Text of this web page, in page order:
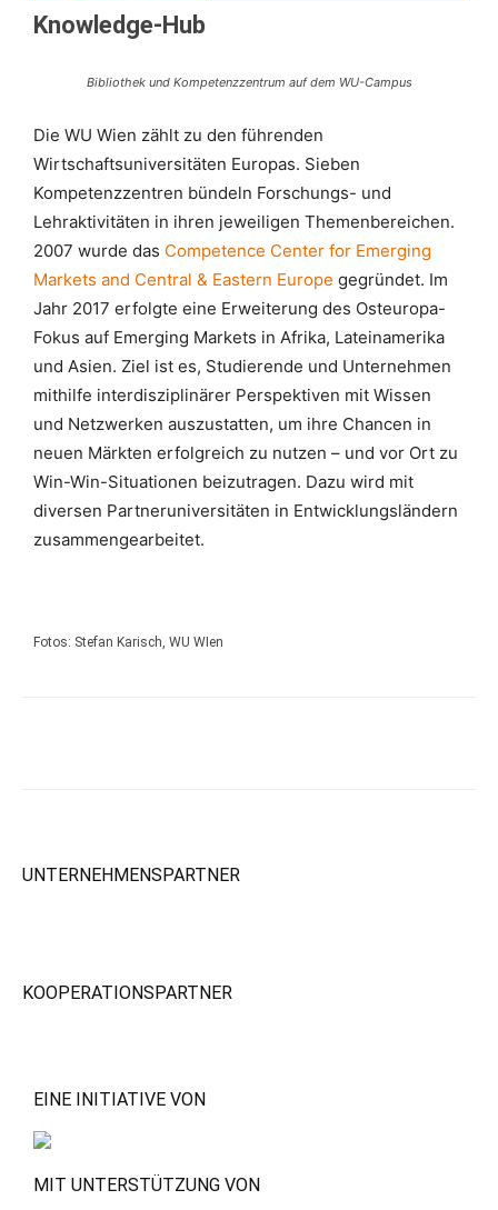
Knowledge-Hub
Bibliothek und Kompetenzzentrum auf dem WU-Campus
Die WU Wien zählt zu den führenden
Wirtschaftsuniversitäten Europas. Sieben
Kompetenzzentren bündeln Forschungs- und
Lehraktivitäten in ihren jeweiligen Themenbereichen.
2007 wurde das Competence Center for Emerging
Markets and Central & Eastern Europe gegründet. Im
Jahr 2017 erfolgte eine Erweiterung des Osteuropa-
Fokus auf Emerging Markets in Afrika, Lateinamerika
und Asien. Ziel ist es, Studierende und Unternehmen
mithilfe interdisziplinärer Perspektiven mit Wissen
und Netzwerken auszustatten, um ihre Chancen in
neuen Märkten erfolgreich zu nutzen – und vor Ort zu
Win-Win-Situationen beizutragen. Dazu wird mit
diversen Partneruniversitäten in Entwicklungsländern
zusammengearbeitet.
Fotos: Stefan Karisch, WU WIen
UNTERNEHMENSPARTNER
KOOPERATIONSPARTNER
EINE INITIATIVE VON
MIT UNTERSTÜTZUNG VON